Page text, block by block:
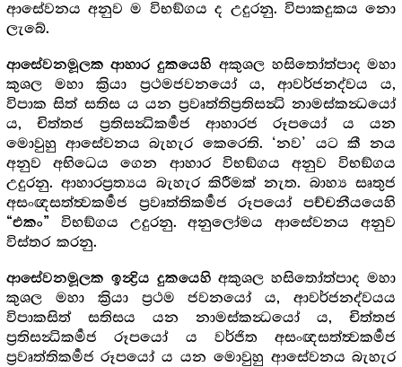
ආසේවනය අනුව ම විභඞ්ගය ද උදුරනු. විපාකදුකය නො
ලැබේ.
ආසේවනමූලක ආහාර දුකයෙහි අකුශල හසිතෝත්පාද මහා
කුශල මහා ක්‍රියා ප්‍රථමජවනයෝ ය, ආවර්ජනද්වය ය,
විපාක සිත් සතිස ය යන ප්‍රවෘත්තිප්‍රතිසන්‍ධි නාමස්කන්‍ධයෝ
ය, චිත්තජ ප්‍රතිසන්‍ධිකර්‍මජ ආහාරජ රූපයෝ ය යන
මොවුහු ආසේවනය බැහැර කෙරෙති. ‘නව’ යට කී නය
අනුව අභිධෙය ගෙන ආහාර විභඞ්ගය අනුව විභඞ්ගය
උදුරනු. ආහාරප්‍රත්‍යය බැහැර කිරීමක් නැත. බාහ්‍ය සෘතුජ
අසංඥසත්ත්‍වකර්‍මජ ප්‍රවෘත්තිකර්‍මජ රූපයෝ පච්චනීයයෙහි
“එකං”විභඞ්ගය උදුරනු. අනුලෝමය ආසේවනය අනුව
විස්තර කරනු.
ආසේවනමූලක ඉන්‍ද්‍රිය දුකයෙහි අකුශල හසිතෝත්පාද මහා
කුශල මහා ක්‍රියා ප්‍රථම ජවනයෝ ය, ආවර්ජනද්වයය
විපාකසිත් සතිසය යන නාමස්කන්‍ධයෝ ය, චිත්තජ
ප්‍රතිසන්‍ධිකර්‍මජ රූපයෝ ය වර්ජිත අසංඥසත්ත්‍වකර්‍මජ
ප්‍රවෘත්තිකර්‍මජ රූපයෝ ය යන මොවුහු ආසේවනය බැහැර